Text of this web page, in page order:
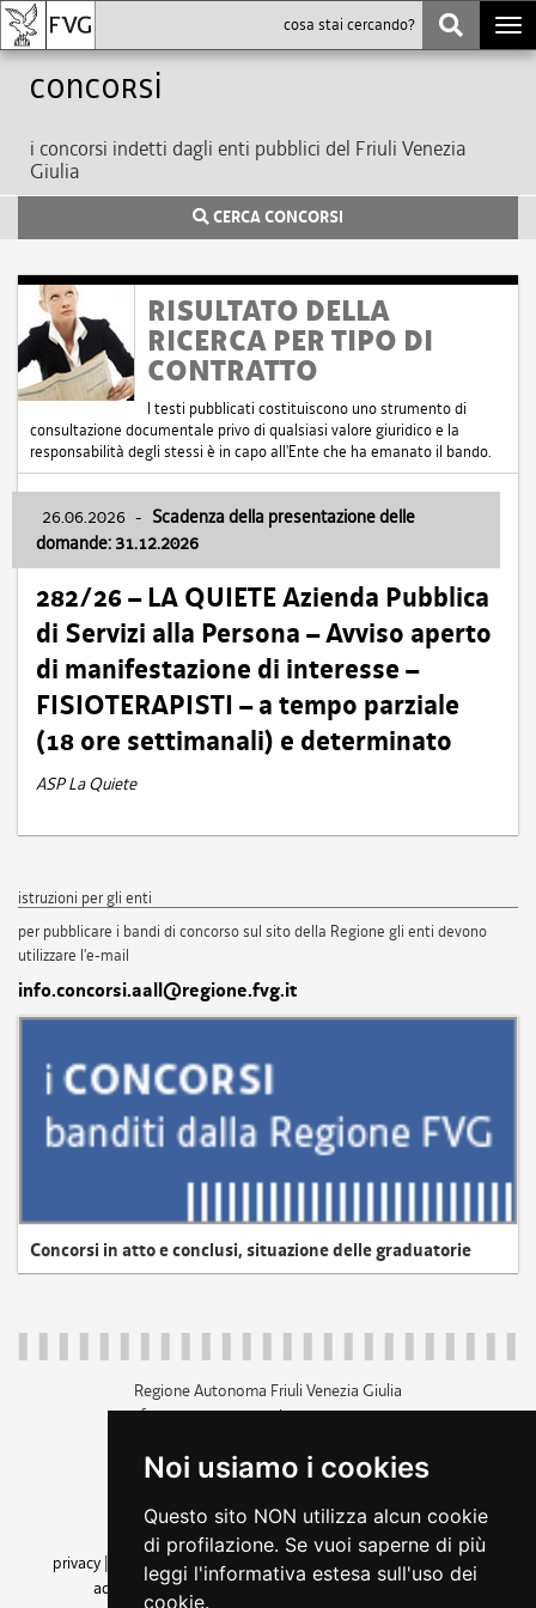
Noi usiamo i cookies
Questo sito NON utilizza alcun cookie
di profilazione. Se vuoi saperne di più
leggi l'informativa estesa sull'uso dei
cookie.
Concorsi
i concorsi indetti dagli enti pubblici del Friuli Venezia
Giulia
CERCA CONCORSI
RISULTATO DELLA
RICERCA PER TIPO DI
CONTRATTO
I testi pubblicati costituiscono uno strumento di
consultazione documentale privo di qualsiasi valore giuridico e la
responsabilità degli stessi è in capo all'Ente che ha emanato il bando.
26.06.2026 - Scadenza della presentazione delle
domande: 31.12.2026
282/26 – LA QUIETE Azienda Pubblica
di Servizi alla Persona – Avviso aperto
di manifestazione di interesse –
FISIOTERAPISTI – a tempo parziale
(18 ore settimanali) e determinato
ASP La Quiete
istruzioni per gli enti
per pubblicare i bandi di concorso sul sito della Regione gli enti devono
utilizzare l'e-mail
info.concorsi.aall@regione.fvg.it
Concorsi in atto e conclusi, situazione delle graduatorie
Regione Autonoma Friuli Venezia Giulia
c.f. 80014930327; p.iva 00526040324
+39 040 3771111
amministrazione trasparente
privacy
cookie |note legali accessibilità
dichiarazione di
accessibilità| feedback cambio preferenze cookie